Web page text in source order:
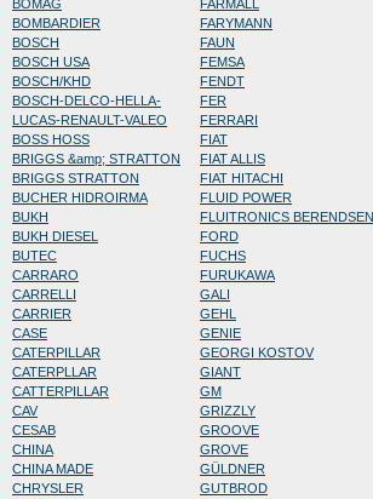
BOMAG
BOMBARDIER
BOSCH
BOSCH USA
BOSCH/KHD
BOSCH-DELCO-HELLA-
LUCAS-RENAULT-VALEO
BOSS HOSS
BRIGGS &amp; STRATTON
BRIGGS STRATTON
BUCHER HIDROIRMA
BUKH
BUKH DIESEL
BUTEC
CARRARO
CARRELLI
CARRIER
CASE
CATERPILLAR
CATERPLLAR
CATTERPILLAR
CAV
CESAB
CHINA
CHINA MADE
CHRYSLER
FARMALL
FARYMANN
FAUN
FEMSA
FENDT
FER
FERRARI
FIAT
FIAT ALLIS
FIAT HITACHI
FLUID POWER
FLUITRONICS BERENDSEN
FORD
FUCHS
FURUKAWA
GALI
GEHL
GENIE
GEORGI KOSTOV
GIANT
GM
GRIZZLY
GROOVE
GROVE
GÜLDNER
GUTBROD